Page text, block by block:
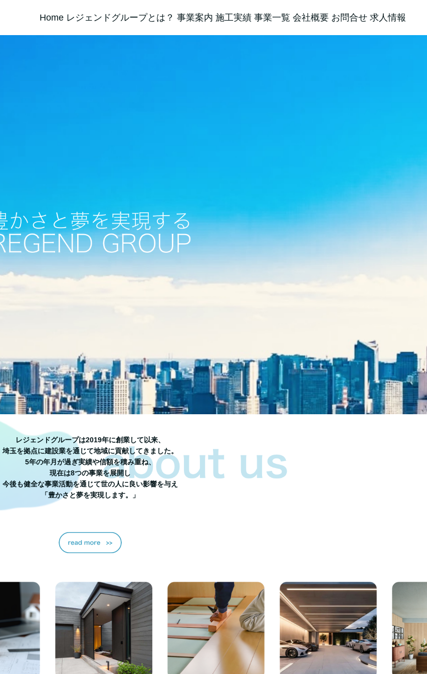
Home レジェンドグループとは？ 事業案内 施工実績 事業一覧 会社概要 お問合せ 求人情報
レジェンドグループは2019年に創業して以来、
埼玉を拠点に建設業を通じて地域に貢献してきました。
5年の年月が過ぎ実績や信額を積み重ね、
現在は8つの事業を展開し
今後も健全な事業活動を通じて世の人に良い影響を与え
「豊かさと夢を実現します。」